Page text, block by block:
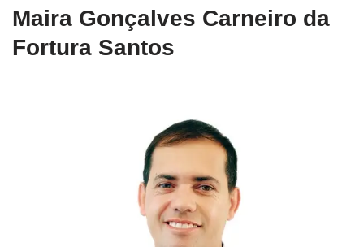
Maira Gonçalves Carneiro da
Fortura Santos